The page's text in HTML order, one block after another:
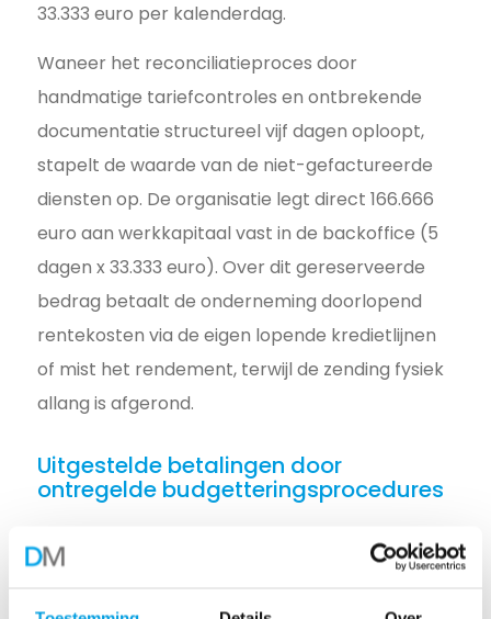
33.333 euro per kalenderdag.
Waneer het reconciliatieproces door
handmatige tariefcontroles en ontbrekende
documentatie structureel vijf dagen oploopt,
stapelt de waarde van de niet-gefactureerde
diensten op. De organisatie legt direct 166.666
euro aan werkkapitaal vast in de backoffice (5
dagen x 33.333 euro). Over dit gereserveerde
bedrag betaalt de onderneming doorlopend
rentekosten via de eigen lopende kredietlijnen
of mist het rendement, terwijl de zending fysiek
allang is afgerond.
Uitgestelde betalingen door
ontregelde budgetteringsprocedures
aankomen, stuiten vaak op gefixeerde